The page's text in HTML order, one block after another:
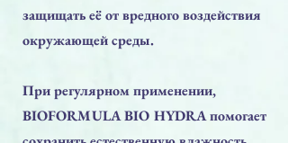
защищать её от вредного воздействия
окружающей среды.
При регулярном применении,
BIOFORMULA BIO HYDRA помогает